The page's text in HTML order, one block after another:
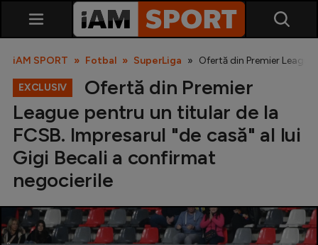
SuperLiga
Liga 2
Cupa României
iAM SPORT Fotbal SuperLiga Ofertă din Premier
EXCLUSIV
Ofertă din Premier
League pentru un titular de la
FCSB. Impresarul "de casă" al lui
Gigi Becali a confirmat
negocierile